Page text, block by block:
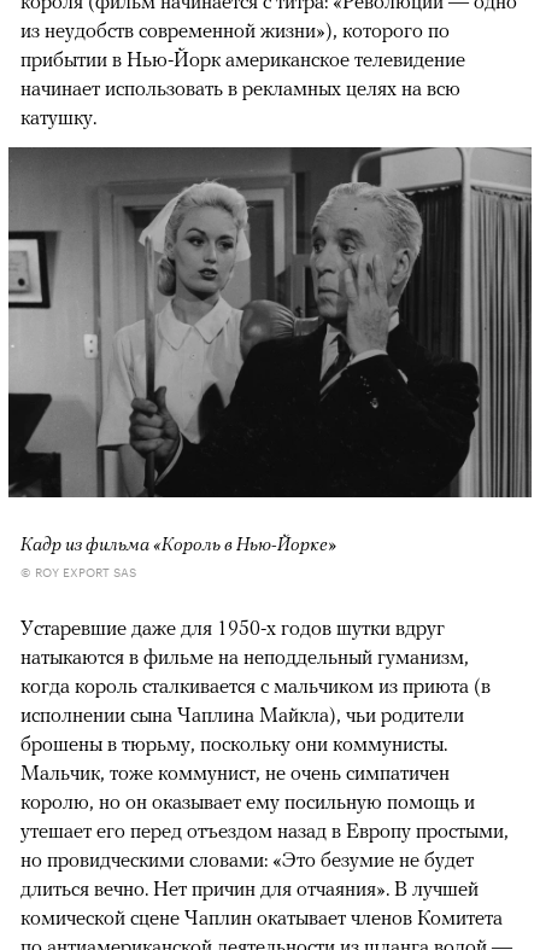
из неудобств современной жизни»), которого по
прибытии в Нью-Йорк американское телевидение
начинает использовать в рекламных целях на всю
катушку.
Кадр из фильма «Король в Нью-Йорке»
© ROY EXPORT SAS
Устаревшие даже для 1950-х годов шутки вдруг
натыкаются в фильме на неподдельный гуманизм,
когда король сталкивается с мальчиком из приюта (в
исполнении сына Чаплина Майкла), чьи родители
брошены в тюрьму, поскольку они коммунисты.
Мальчик, тоже коммунист, не очень симпатичен
королю, но он оказывает ему посильную помощь и
утешает его перед отъездом назад в Европу простыми,
но провидческими словами: «Это безумие не будет
длиться вечно. Нет причин для отчаяния». В лучшей
комической сцене Чаплин окатывает членов Комитета